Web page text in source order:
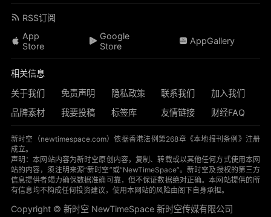
RSS订阅
App
Store
Google
Store
AppGallery
相关信息
关于我们
免责声明 隐私政策 联系我们
加入我们
品牌素材
我要投稿 标签库 友情链接 财经FAQ
新时空（newtimespace.com）依据香港法例第268章《本地报刊条例》注册
成立。
声明：本网站内容为新时空原创内容，复制、转载或以其他任何方式使用本网
站的内容，须注明来源“新时空”或“NewTimeSpace”。新时空及授权的第三方
信息提供者竭力确保数据准确可靠，但不保证数据绝对正确。本网站提供的所
有信息均不构成任何投资建议，使用本网站的风险由阁下自身承担。
Copyright © 新时空 ‌NewTimeSpace 新时空传媒有限公司